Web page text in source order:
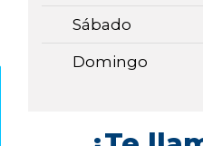
Sábado
Domingo